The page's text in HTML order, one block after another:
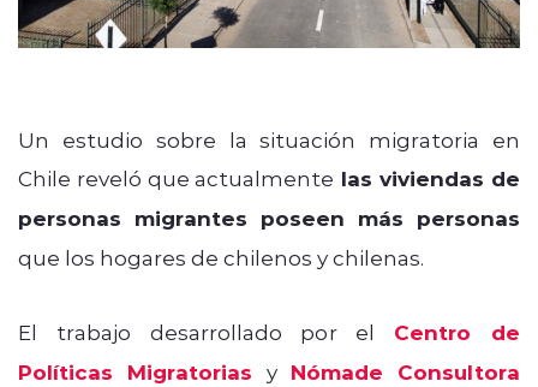
Un estudio sobre la situación migratoria en
Chile reveló que actualmente las viviendas de
personas migrantes poseen más personas
que los hogares de chilenos y chilenas.
El trabajo desarrollado por el Centro de
Políticas Migratorias y Nómade Consultora